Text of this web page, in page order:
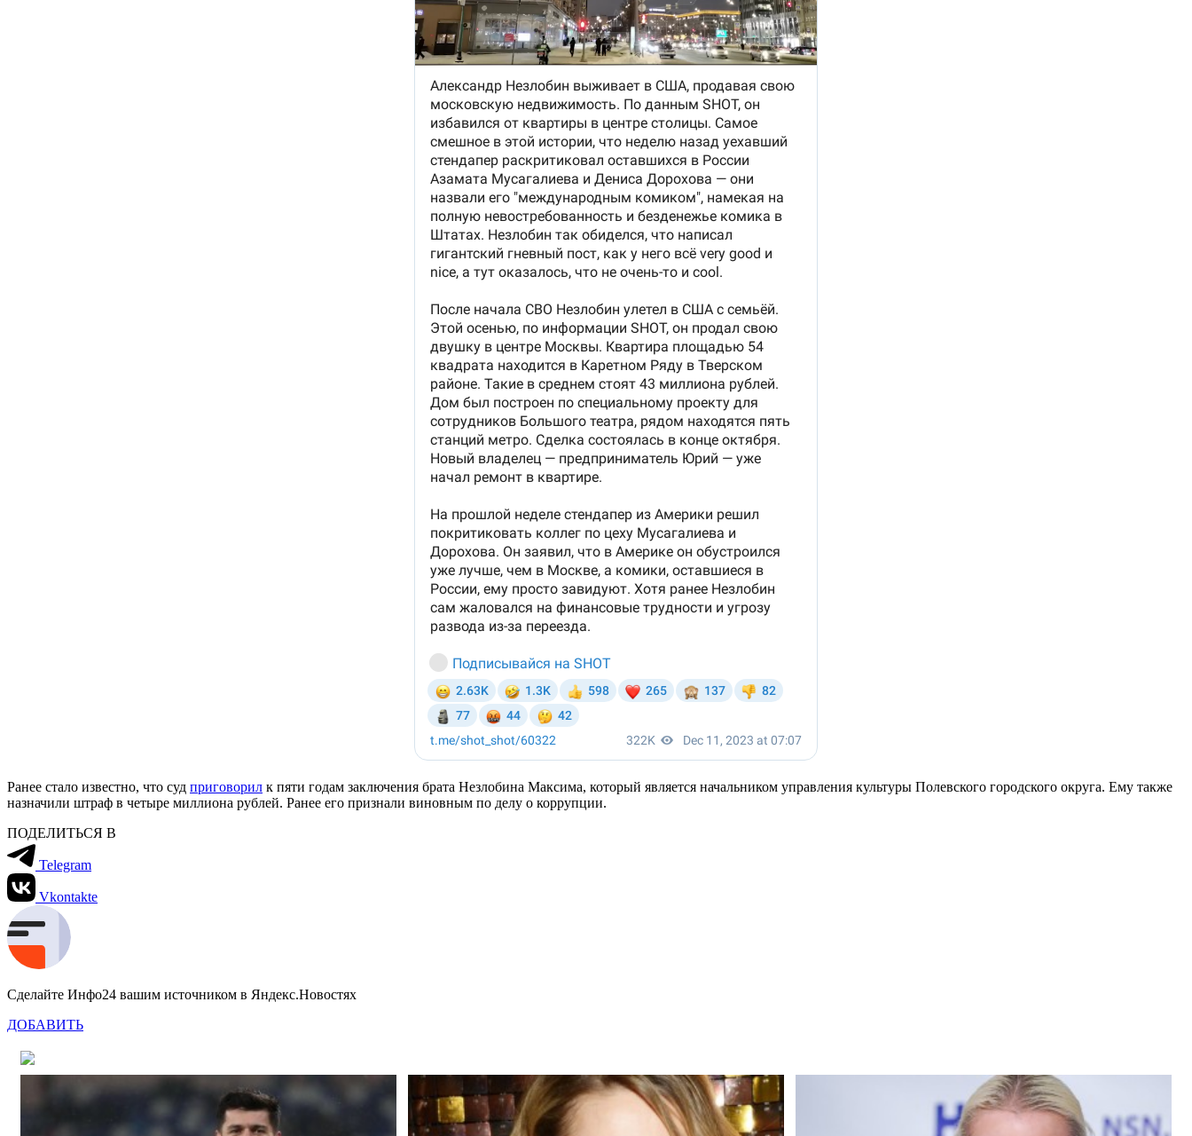
Ранее стало известно, что суд приговорил к пяти годам заключения брата Незлобина Максима, который является начальником управления культуры Полевского городского округа. Ему также
назначили штраф в четыре миллиона рублей. Ранее его признали виновным по делу о коррупции.
ПОДЕЛИТЬСЯ В
Telegram
Vkontakte
Сделайте Инфо24 вашим источником в Яндекс.Новостях
ДОБАВИТЬ